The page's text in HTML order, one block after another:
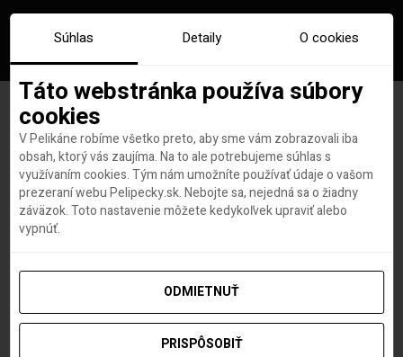
Krajšie video o Faerských
ostrovoch nájdeš len ťažko!
Roland Regely 7. NOVEMBRA 2019
Súhlas Detaily O cookies
Táto webstránka používa súbory
cookies
V Pelikáne robíme všetko preto, aby sme vám zobrazovali iba
obsah, ktorý vás zaujíma. Na to ale potrebujeme súhlas s
využívaním cookies. Tým nám umožníte používať údaje o vašom
prezeraní webu Pelipecky.sk. Nebojte sa, nejedná sa o žiadny
záväzok. Toto nastavenie môžete kedykoľvek upraviť alebo
vypnúť.
ODMIETNUŤ
PRISPÔSOBIŤ